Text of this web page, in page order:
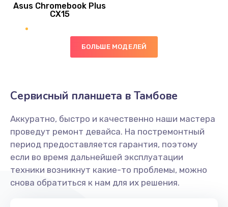
Заказать
890 руб.
Замена голосового динамика
Заказать
Замена основной камеры
490 руб.
Заказать
Asus Chromebook Plus
CX15
БОЛЬШЕ МОДЕЛЕЙ
Сервисный планшета в Тамбове
Аккуратно, быстро и качественно наши мастера
проведут ремонт девайса. На постремонтный
период предоставляется гарантия, поэтому
если во время дальнейшей эксплуатации
техники возникнут какие-то проблемы, можно
снова обратиться к нам для их решения.